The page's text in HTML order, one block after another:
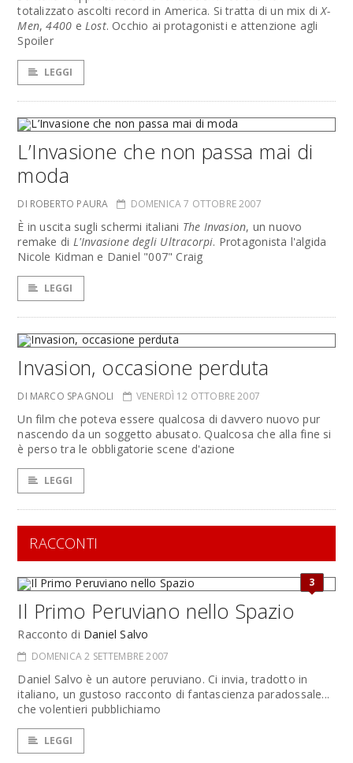
totalizzato ascolti record in America. Si tratta di un mix diX-
Men,4400 e Lost. Occhio ai protagonisti e attenzione agli
Spoiler
LEGGI
L’Invasione che non passa mai di
moda
DI ROBERTO PAURA DOMENICA 7 OTTOBRE 2007
È in uscita sugli schermi italiani The Invasion, un nuovo
remake di L'Invasione degli Ultracorpi. Protagonista l'algida
Nicole Kidman e Daniel "007" Craig
LEGGI
Invasion, occasione perduta
DI MARCO SPAGNOLI VENERDÌ 12 OTTOBRE 2007
Un film che poteva essere qualcosa di davvero nuovo pur
nascendo da un soggetto abusato. Qualcosa che alla fine si
è perso tra le obbligatorie scene d'azione
LEGGI
RACCONTI
3
Il Primo Peruviano nello Spazio
Racconto di Daniel Salvo
DOMENICA 2 SETTEMBRE 2007
Daniel Salvo è un autore peruviano. Ci invia, tradotto in
italiano, un gustoso racconto di fantascienza paradossale...
che volentieri pubblichiamo
LEGGI